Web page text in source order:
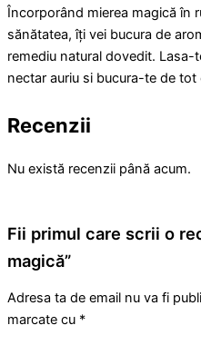
Încorporând mierea magică în
sănătatea, îți vei bucura de
remediu natural dovedit.
nectar auriu si bucura-te de tot
Recenzii
Nu există recenzii până acum.
Fii primul care scrii o
magică”
Adresa ta de email nu va fi
marcate cu *